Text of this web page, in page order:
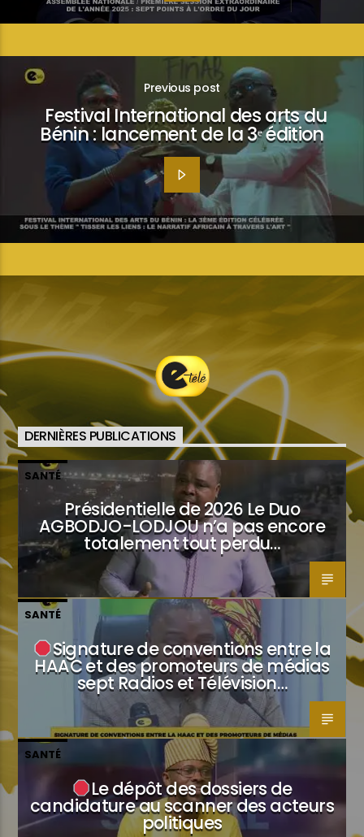
Previous post
Festival International des arts du
Bénin : lancement de la 3ᵉ édition
DERNIÈRES PUBLICATIONS
SANTÉ
Présidentielle de 2026 Le Duo
AGBODJO-LODJOU n’a pas encore
totalement tout perdu…
SANTÉ
Signature de conventions entre la
HAAC et des promoteurs de médias
sept Radios et Télévision…
SANTÉ
Le dépôt des dossiers de
candidature au scanner des acteurs
politiques